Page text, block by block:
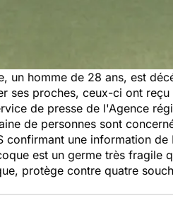
un homme de 28 ans, est
ses proches, ceux-ci ont
de presse de l'Agence
de personnes sont
confirmant une information de
est un germe très fragile
protège contre quatre